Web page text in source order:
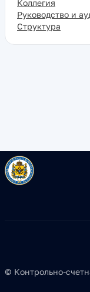
Коллегия
Руководство и
Структура
© Контрольно-